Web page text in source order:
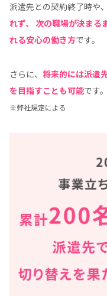
派遣先との契約終了時や
れず、
次の職場が決まる
れる安心の働き方です。
さらに、 将来的には派遣
を目指すことも可能です。
※弊社規定による